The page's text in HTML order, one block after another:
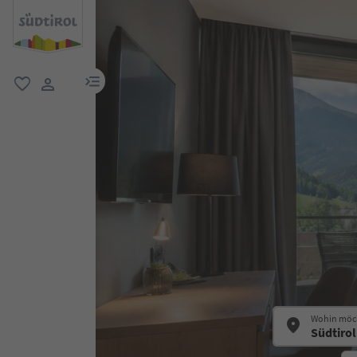
menu link
Wohin